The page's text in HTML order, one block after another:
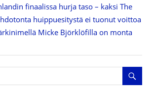
finaalissa hurja taso – kaksi The
huippuesitystä ei tuonut voittoa
Micke Björklöfilla on monta